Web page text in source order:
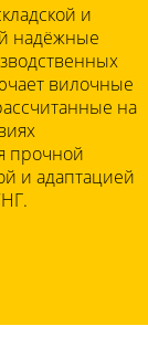
и
надёжные
вилочные
на
прочной
и адаптацией